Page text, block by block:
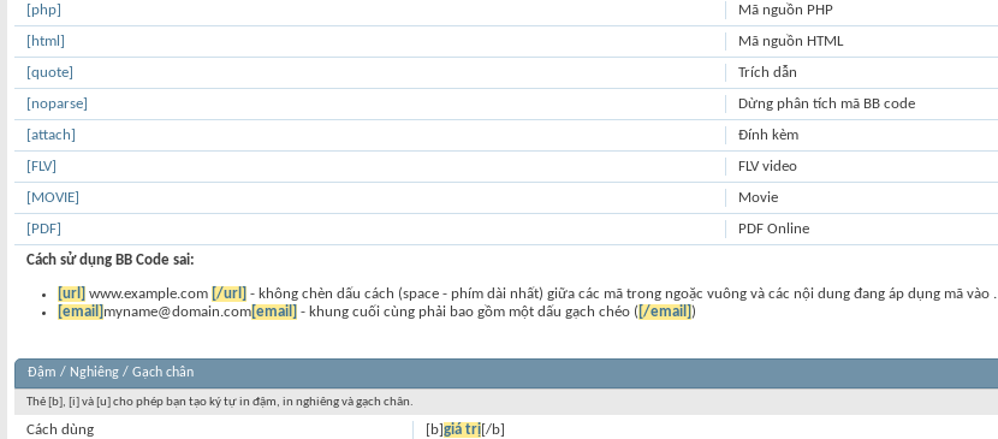
Mã nguồn PHP
[php]
Mã nguồn HTML
[html]
Trích dẫn
[quote]
Dừng phân tích mã BB code
[noparse]
Đính kèm
[attach]
FLV video
[FLV]
Movie
[MOVIE]
PDF Online
[PDF]
Cách sử dụng BB Code sai:
[url] www.example.com [/url] - không chèn dấu cách (space - phím dài nhất) giữa các mã trong ngoặc vuông và các nội dung đang áp dụng mã vào .
[email] myname@domain.com[email] - khung cuối cùng phải bao gồm một dấu gạch chéo ( [/email])
Đậm / Nghiêng / Gạch chân
Thẻ [b], [i] và [u] cho phép bạn tạo ký tự in đậm, in nghiêng và gạch chân.
[b]giá trị[/b]
Cách dùng